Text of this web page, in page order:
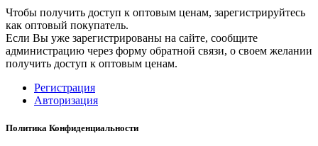
Чтобы получить доступ к оптовым ценам, зарегистрируйтесь
как оптовый покупатель.
Если Вы уже зарегистрированы на сайте, сообщите
администрацию через форму обратной связи, о своем желании
получить доступ к оптовым ценам.
Регистрация
Авторизация
Политика Конфиденциальности